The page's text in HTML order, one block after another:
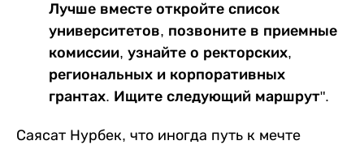
Лучше вместе откройте список
университетов, позвоните в приемные
комиссии, узнайте о ректорских,
региональных и корпоративных
грантах. Ищите следующий маршрут".
Саясат Нурбек, что иногда путь к мечте